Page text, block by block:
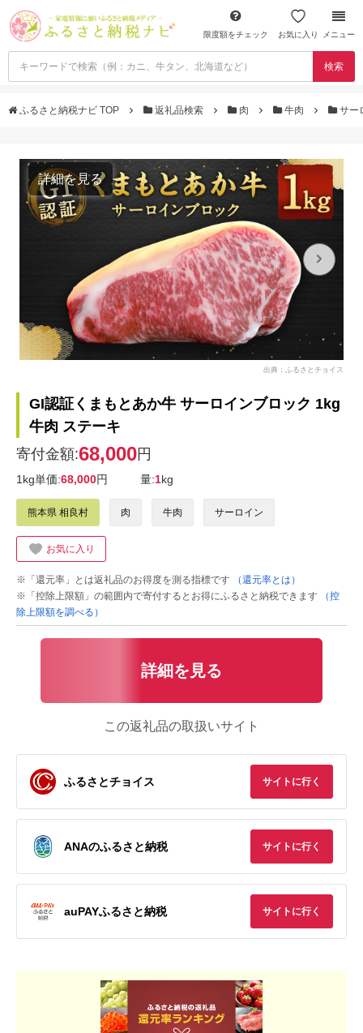
限度額をチェック お気に入り メニュー
検索
ふるさと納税ナビ TOP 返礼品検索 肉 牛肉 サー
詳細を見る
出典：ふるさとチョイス
GI認証くまもとあか牛 サーロインブロック 1kg
牛肉 ステーキ
寄付金額:68,000円
1kg単価:68,000円 量:1kg
熊本県 相良村 肉 牛肉 サーロイン
お気に入り
※「還元率」とは返礼品のお得度を測る指標です
（還元率とは）
※「控除上限額」の範囲内で寄付するとお得にふるさと納税できます
（控
除上限額を調べる）
詳細を見る
この返礼品の取扱いサイト
ふるさとチョイス サイトに行く
ANAのふるさと納税 サイトに行く
auPAYふるさと納税 サイトに行く